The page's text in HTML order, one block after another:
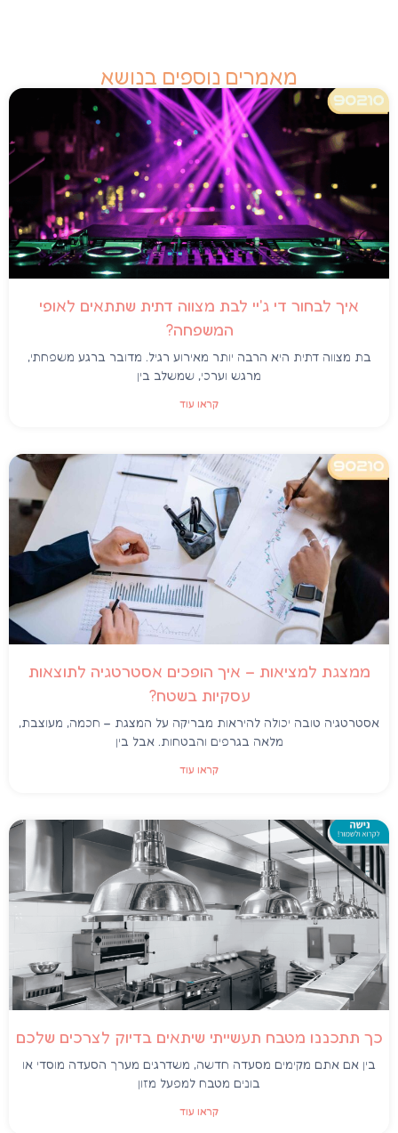
מאמרים נוספים בנושא
איך לבחור די ג'יי לבת מצווה דתית שתתאים לאופי
המשפחה?
בת מצווה דתית היא הרבה יותר מאירוע רגיל. מדובר ברגע משפחתי,
מרגש וערכי, שמשלב בין
קראו עוד
ממצגת למציאות – איך הופכים אסטרטגיה לתוצאות
עסקיות בשטח?
אסטרטגיה טובה יכולה להיראות מבריקה על המצגת – חכמה, מעוצבת,
מלאה בגרפים והבטחות. אבל בין
קראו עוד
כך תתכננו מטבח תעשייתי שיתאים בדיוק לצרכים שלכם
בין אם אתם מקימים מסעדה חדשה, משדרגים מערך הסעדה מוסדי או
בונים מטבח למפעל מזון
קראו עוד